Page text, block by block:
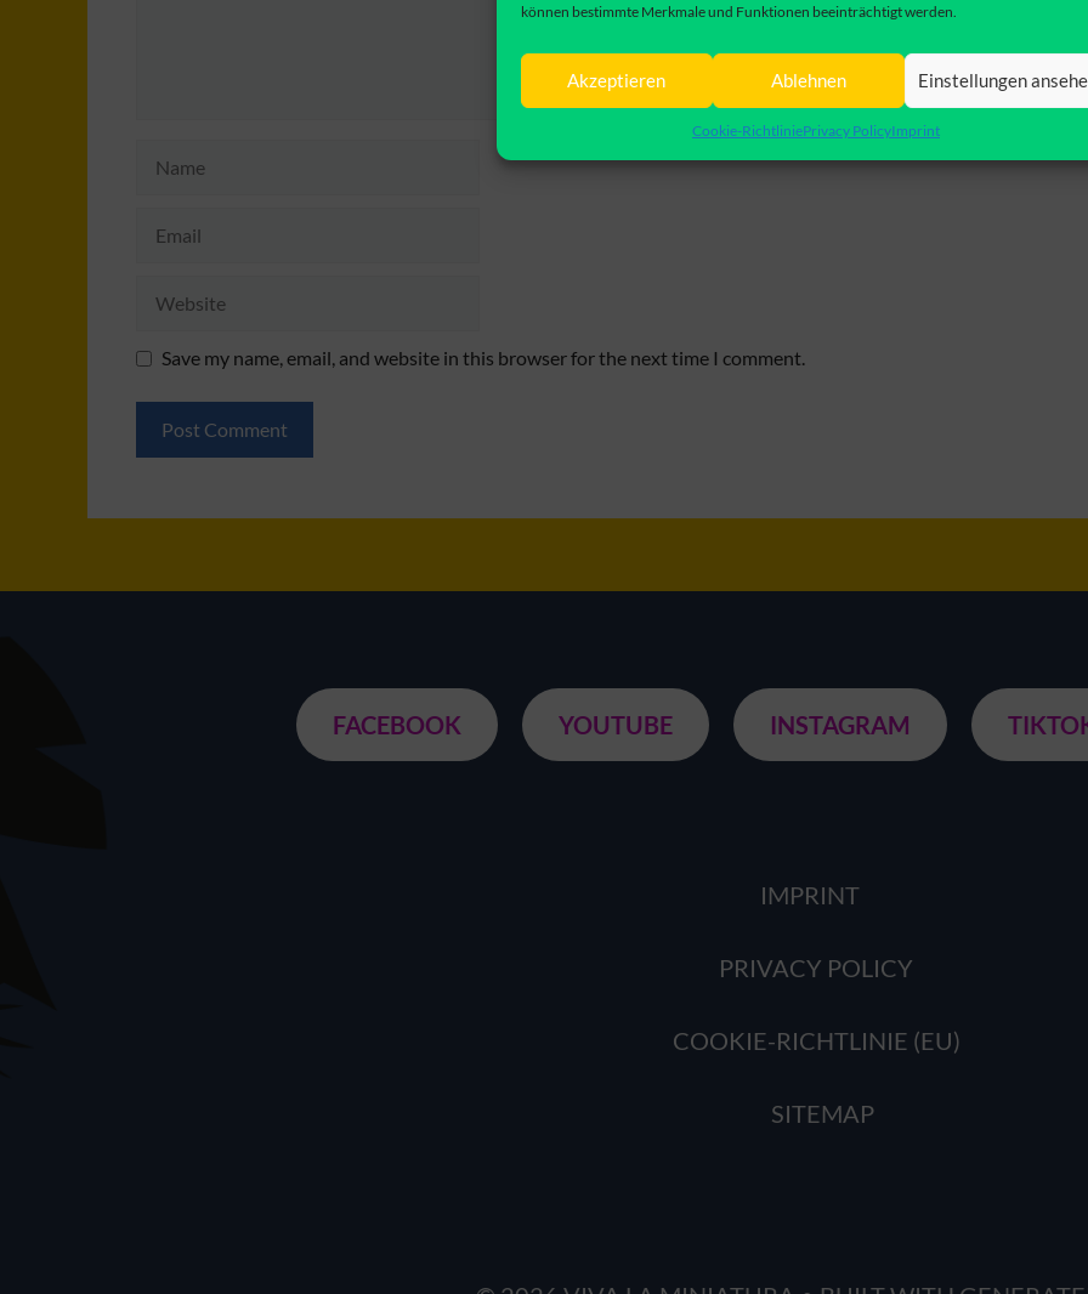
können bestimmte Merkmale und Funktionen beeinträchtigt werden.
Akzeptieren Ablehnen Einstellungen
Cookie-RichtliniePrivacy PolicyImprint
Save my name, email, and website in this browser for the next time I comment.
FACEBOOK YOUTUBE INSTAGRAM
IMPRINT
PRIVACY POLICY
COOKIE-RICHTLINIE (EU)
SITEMAP